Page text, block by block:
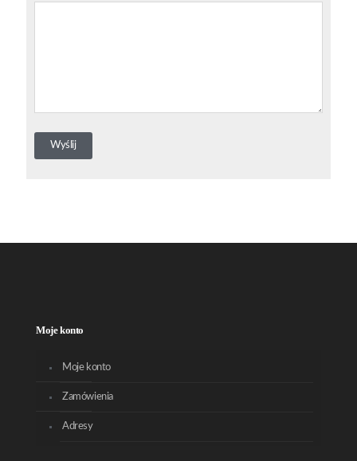
Moje konto
Moje konto
Zamówienia
Adresy